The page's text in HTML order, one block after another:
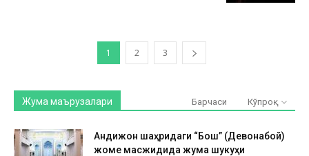
1 2 3
Жума маърузалари Барчаси Кўпроқ
Андижон шаҳридаги “Бош” (Девонабой)
жоме масжидида жума шукуҳи